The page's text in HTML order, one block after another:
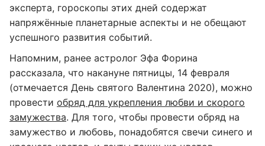
эксперта, гороскопы этих дней содержат
напряжённые планетарные аспекты и не обещают
успешного развития событий.
Напомним, ранее астролог Эфа Форина
рассказала, что накануне пятницы, 14 февраля
(отмечается День святого Валентина 2020), можно
провести обряд для укрепления любви и скорого
замужества. Для того, чтобы провести обряд на
замужество и любовь, понадобятся свечи синего и